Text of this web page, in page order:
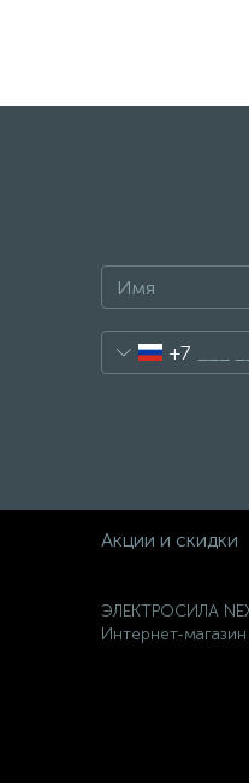
+7
Акции и скидки
ЭЛЕКТРОСИЛА
Интернет-